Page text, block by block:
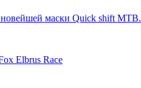
новейшей маски Quick shift MTB.
Elbrus Race